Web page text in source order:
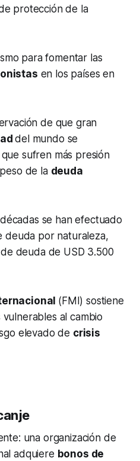
protección de la
para fomentar las
en los países en
de que gran
del mundo se
sufren más presión
de la deuda
se han efectuado
deuda por naturaleza,
deuda de USD 3.500
(FMI) sostiene
al cambio
elevado de crisis
una organización de
adquiere bonos de